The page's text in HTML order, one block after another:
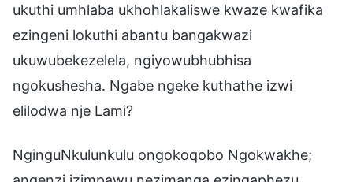
ukuthi umhlaba ukhohlakaliswe kwaze kwafika
ezingeni lokuthi abantu bangakwazi
ukuwubekezelela, ngiyowubhubhisa
ngokushesha. Ngabe ngeke kuthathe izwi
elilodwa nje Lami?
NginguNkulunkulu ongokoqobo Ngokwakhe;